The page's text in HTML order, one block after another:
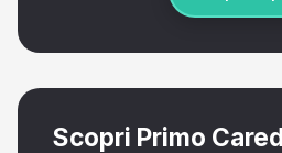
Scopri Primo